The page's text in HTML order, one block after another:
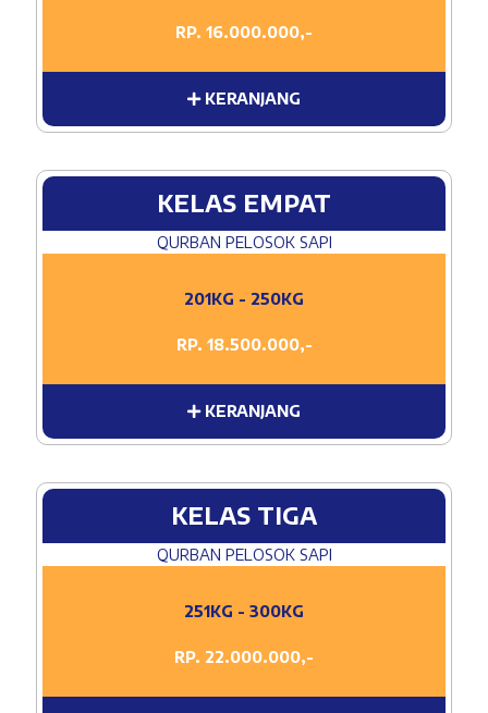
RP. 16.000.000,-
KERANJANG
KELAS EMPAT
QURBAN PELOSOK SAPI
201KG - 250KG
RP. 18.500.000,-
KERANJANG
KELAS TIGA
QURBAN PELOSOK SAPI
251KG - 300KG
RP. 22.000.000,-